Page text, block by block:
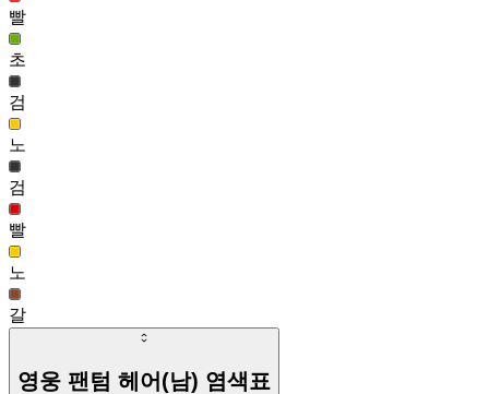
탄지로 헤어
255
304
네오 오르카(여)
255
빨
초
검
노
검
빨
노
갈
영웅 팬텀 헤어(남) 염색표